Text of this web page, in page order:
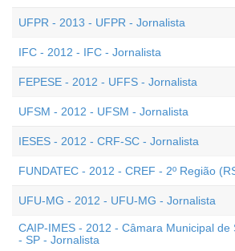
UFPR - 2013 - UFPR - Jornalista
IFC - 2012 - IFC - Jornalista
FEPESE - 2012 - UFFS - Jornalista
UFSM - 2012 - UFSM - Jornalista
IESES - 2012 - CRF-SC - Jornalista
FUNDATEC - 2012 - CREF - 2º Região
UFU-MG - 2012 - UFU-MG - Jornalista
CAIP-IMES - 2012 - Câmara Municipal de
- SP - Jornalista